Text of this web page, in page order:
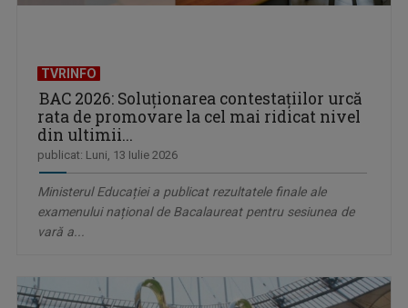
TVRINFO
BAC 2026: Soluționarea contestațiilor urcă
rata de promovare la cel mai ridicat nivel
din ultimii...
publicat: Luni, 13 Iulie 2026
Ministerul Educației a publicat rezultatele finale ale
examenului național de Bacalaureat pentru sesiunea de
vară a...